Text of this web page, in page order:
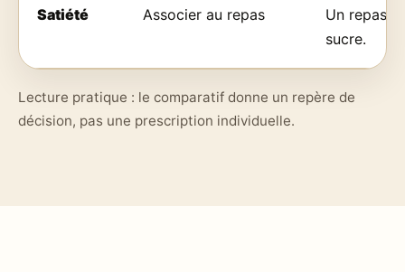
Satiété Associer au repas
Un repas
sucre.
Lecture pratique : le comparatif donne un repère de
décision, pas une prescription individuelle.